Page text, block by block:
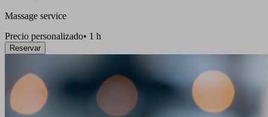
Massage service
Precio personalizado• 1 h
Reservar